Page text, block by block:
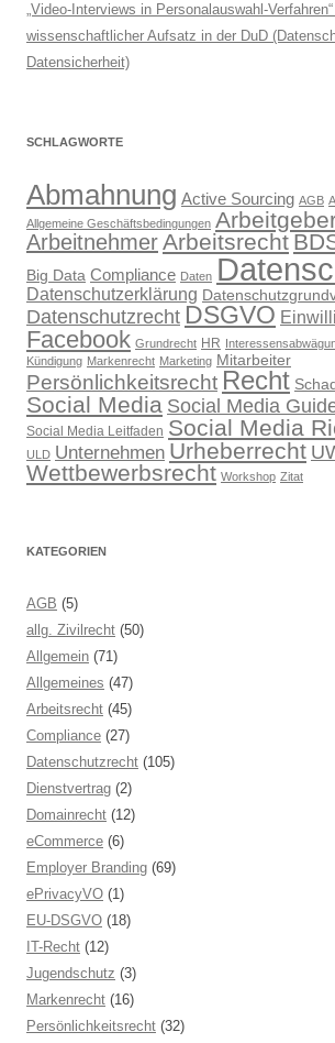
„Video-Interviews in Personalauswahl-
wissenschaftlicher Aufsatz in der DuD
Datensicherheit)
SCHLAGWORTE
Abmahnung Active Sourcing AGB
Allgemeine Geschäftsbedingungen
ArbeitnehmerArbeitsrecht
Big Data Compliance Daten
Datenschutzerklärung
Datenschutzrecht DSGVO
Facebook Grundrecht HR
Kündigung Markenrecht Marketing Mitarbeiter
Persönlichkeitsrecht Recht
Social Media Social Media
Social Media Leitfaden Social Media
ULD Unternehmen Urheberrecht
Wettbewerbsrecht Workshop Zitat
KATEGORIEN
AGB (5)
allg. Zivilrecht (50)
Allgemein (71)
Allgemeines (47)
Arbeitsrecht (45)
Compliance (27)
Datenschutzrecht (105)
Dienstvertrag (2)
Domainrecht (12)
eCommerce (6)
Employer Branding (69)
ePrivacyVO (1)
EU-DSGVO (18)
IT-Recht (12)
Jugendschutz (3)
Markenrecht (16)
Persönlichkeitsrecht (32)